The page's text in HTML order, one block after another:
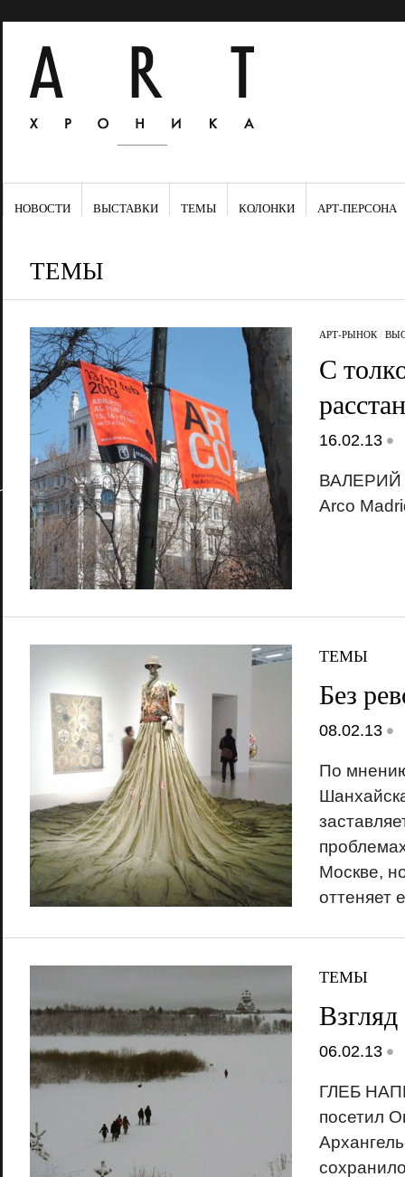
НОВОСТИ ВЫСТАВКИ ТЕМЫ КОЛОНКИ АРТ-ПЕРСОНА
ТЕМЫ
АРТ-РЫНОК/
С
16.02.13 •
ВАЛЕРИЙ
Arco
ТЕМЫ
Без
08.02.13 •
По
Москве,
оттеняет
ТЕМЫ
06.02.13 •
ГЛЕБ
посетил